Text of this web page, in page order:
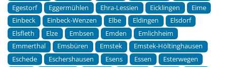
Egestorf Eggermühlen Ehra-Lessien Eicklingen
Eime
Einbeck
Einbeck-Wenzen Elbe Eldingen
Elsdorf
Elsfleth
Elze Embsen Emden
Emlichheim
Emmerthal
Emsbüren Emstek
Emstek-Höltinghausen
Eschede
Eschershausen Esens Essen
Esterwegen